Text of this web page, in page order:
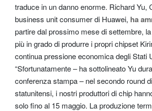
traduce in un danno enorme. Richard Yu,
business unit consumer di Huawei, ha
partire dal prossimo mese di settembre,
più in grado di produrre i propri chipset
continua pressione economica degli Stati
“Sfortunatamente – ha sottolineato Yu
conferenza stampa – nel secondo round
statunitensi, i nostri produttori di chip
solo fino al 15 maggio. La produzione